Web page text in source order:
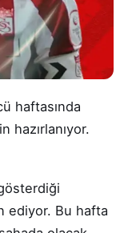
haftasında
hazırlanıyor.
ediyor. Bu hafta